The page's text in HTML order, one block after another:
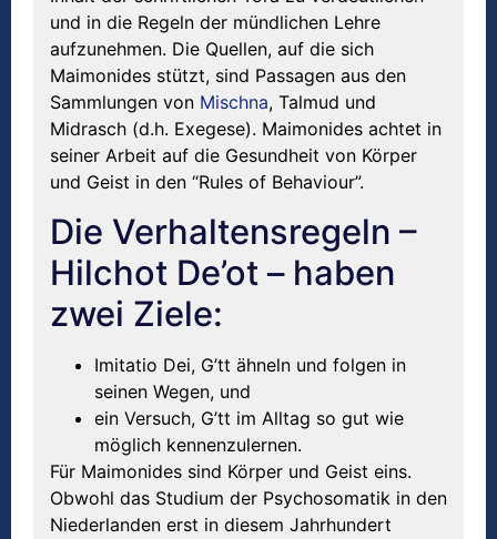
und in die Regeln der mündlichen Lehre
aufzunehmen. Die Quellen, auf die sich
Maimonides stützt, sind Passagen aus den
Sammlungen von Mischna, Talmud und
Midrasch (d.h. Exegese). Maimonides achtet in
seiner Arbeit auf die Gesundheit von Körper
und Geist in den “Rules of Behaviour”.
Die Verhaltensregeln –
Hilchot De’ot – haben
zwei Ziele:
Imitatio Dei, G’tt ähneln und folgen in
seinen Wegen, und
ein Versuch, G’tt im Alltag so gut wie
möglich kennenzulernen.
Für Maimonides sind Körper und Geist eins.
Obwohl das Studium der Psychosomatik in den
Niederlanden erst in diesem Jahrhundert